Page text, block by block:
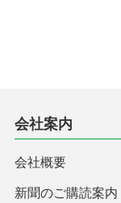
会社案内
会社概要
新聞のご購読案内